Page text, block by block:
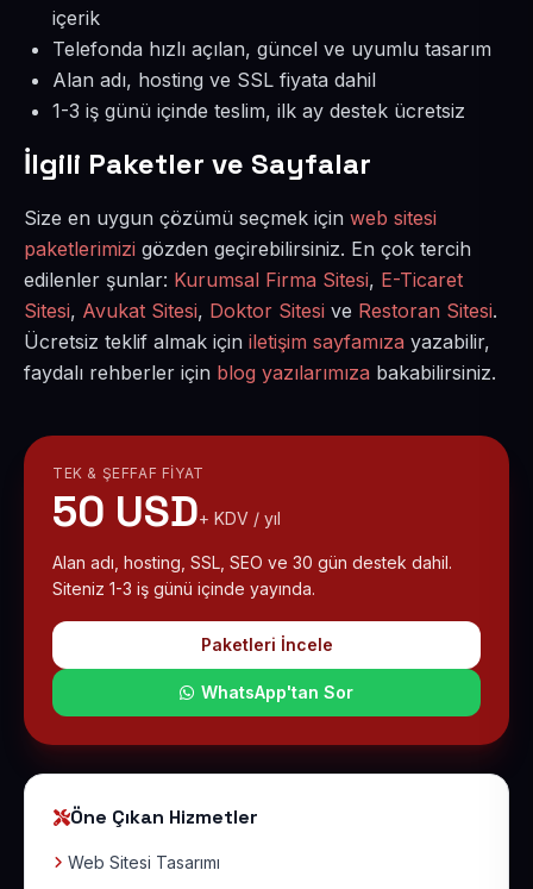
içerik
Telefonda hızlı açılan, güncel ve uyumlu tasarım
Alan adı, hosting ve SSL fiyata dahil
1-3 iş günü içinde teslim, ilk ay destek ücretsiz
İlgili Paketler ve Sayfalar
Size en uygun çözümü seçmek için web sitesi
paketlerimizi gözden geçirebilirsiniz. En çok tercih
edilenler şunlar: Kurumsal Firma Sitesi, E-Ticaret
Sitesi, Avukat Sitesi, Doktor Sitesi ve Restoran Sitesi.
Ücretsiz teklif almak için iletişim sayfamıza yazabilir,
faydalı rehberler için blog yazılarımıza bakabilirsiniz.
TEK & ŞEFFAF FIYAT
50 USD+ KDV / yıl
Alan adı, hosting, SSL, SEO ve 30 gün destek dahil.
Siteniz 1-3 iş günü içinde yayında.
Paketleri İncele
WhatsApp'tan Sor
Öne Çıkan Hizmetler
Web Sitesi Tasarımı